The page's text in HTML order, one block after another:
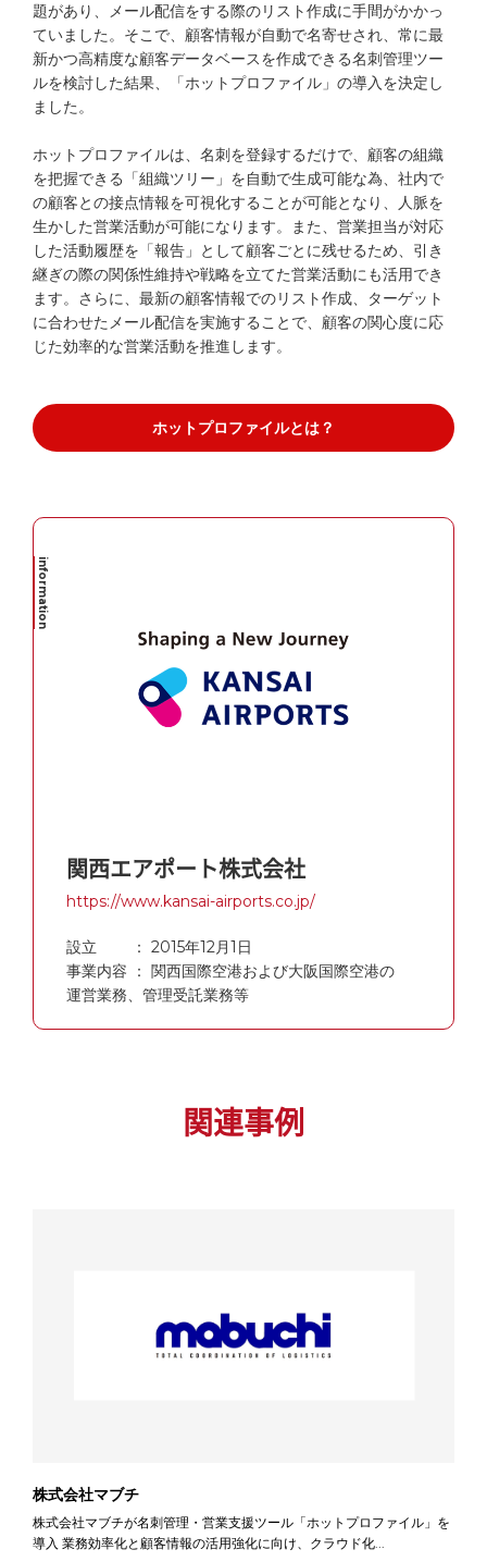
メールマガジン
連携サービス
資料ダウンロード 無料トライアル
Webから問い合わせる
電話で問い合わせる※
※ 9:00 12:00 13:00 17:00
題があり、メール配信をする際のリスト作成に手間がかかっ
ていました。そこで、顧客情報が自動で名寄せされ、常に最
新かつ高精度な顧客データベースを作成できる名刺管理ツー
ルを検討した結果、「ホットプロファイル」の導入を決定し
ました。
ホットプロファイルは、名刺を登録するだけで、顧客の組織
を把握できる「組織ツリー」を自動で生成可能な為、社内で
の顧客との接点情報を可視化することが可能となり、人脈を
生かした営業活動が可能になります。また、営業担当が対応
した活動履歴を「報告」として顧客ごとに残せるため、引き
継ぎの際の関係性維持や戦略を立てた営業活動にも活用でき
ます。さらに、最新の顧客情報でのリスト作成、ターゲット
に合わせたメール配信を実施することで、顧客の関心度に応
じた効率的な営業活動を推進します。
ホットプロファイルとは？
関西エアポート株式会社
https://www.kansai-airports.co.jp/
設立 ： 2015年12月1日
事業内容 ： 関西国際空港および大阪国際空港の
運営業務、管理受託業務等
関連事例
株式会社マブチ
株式会社マブチが名刺管理・営業支援ツール「ホットプロファイル」を
導入 業務効率化と顧客情報の活用強化に向け、クラウド化...